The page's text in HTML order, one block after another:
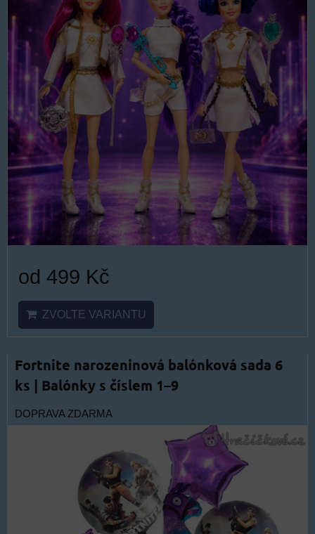
od 499 Kč
ZVOLTE VARIANTU
Fortnite narozeninová balónková sada 6
ks | Balónky s číslem 1–9
DOPRAVA ZDARMA